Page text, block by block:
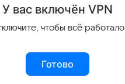
У вас включён VPN
чтобы всё работало
Готово